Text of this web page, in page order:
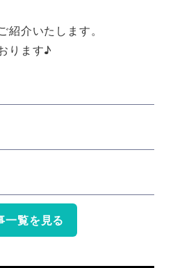
介いたします。
ります♪
一覧を見る